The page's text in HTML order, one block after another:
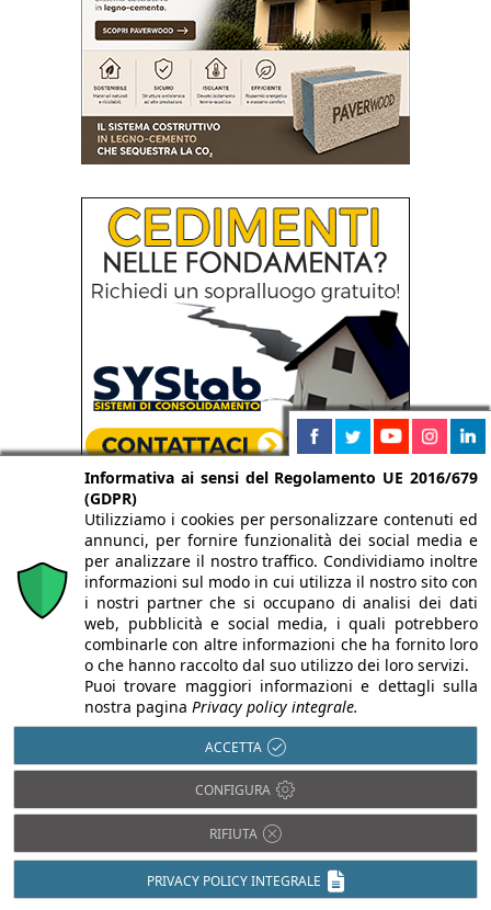
Informativa ai sensi del Regolamento UE 2016/679
(GDPR)
Utilizziamo i cookies per personalizzare contenuti ed
annunci, per fornire funzionalità dei social media e
per analizzare il nostro traffico. Condividiamo inoltre
informazioni sul modo in cui utilizza il nostro sito con
i nostri partner che si occupano di analisi dei dati
web, pubblicità e social media, i quali potrebbero
combinarle con altre informazioni che ha fornito loro
o che hanno raccolto dal suo utilizzo dei loro servizi.
Puoi trovare maggiori informazioni e dettagli sulla
nostra pagina Privacy policy integrale.
ACCETTA
CONFIGURA
RIFIUTA
PRIVACY POLICY INTEGRALE